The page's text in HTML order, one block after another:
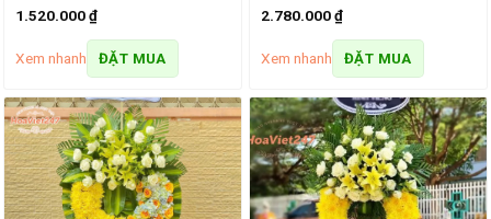
1.520.000₫
Xem nhanh ĐẶT MUA
2.780.000₫
Xem nhanh ĐẶT MUA